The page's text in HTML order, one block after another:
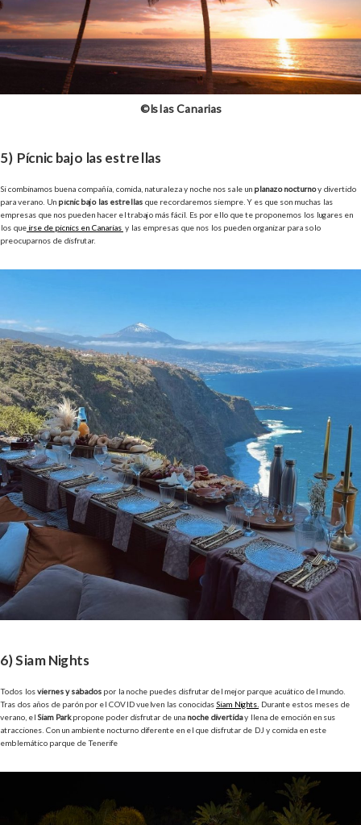
©Islas Canarias
5) Pícnic bajo las estrellas
Si combinamos buena compañía, comida, naturaleza y noche nos sale un planazo nocturnoy divertido
para verano. Un pícnic bajo las estrellas que recordaremos siempre. Y es que son muchas las
empresas que nos pueden hacer el trabajo más fácil. Es por ello que te proponemos los lugares en
los que irse de picnics en Canarias y las empresas que nos los pueden organizar para solo
preocuparnos de disfrutar.
6) Siam Nights
Todos losviernes y sábados por la noche puedes disfrutar del mejor parque acuático del mundo.
Tras dos años de parón por el COVID vuelven las conocidas Siam Nights. Durante estos meses de
verano, el Siam Parkpropone poder disfrutar de una noche divertiday llena de emoción en sus
atracciones. Con un ambiente nocturno diferente en el que disfrutar de DJ y comida en este
emblemático parque de Tenerife